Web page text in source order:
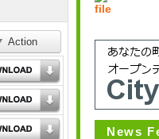
Action
News